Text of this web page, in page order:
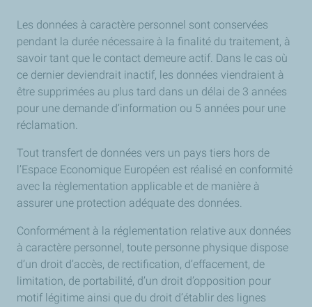
Les données à caractère personnel sont conservées
pendant la durée nécessaire à la finalité du traitement, à
savoir tant que le contact demeure actif. Dans le cas où
ce dernier deviendrait inactif, les données viendraient à
être supprimées au plus tard dans un délai de 3 années
pour une demande d’information ou 5 années pour une
réclamation.
Tout transfert de données vers un pays tiers hors de
l’Espace Economique Européen est réalisé en conformité
avec la règlementation applicable et de manière à
assurer une protection adéquate des données.
Conformément à la réglementation relative aux données
à caractère personnel, toute personne physique dispose
d’un droit d’accès, de rectification, d’effacement, de
limitation, de portabilité, d’un droit d’opposition pour
motif légitime ainsi que du droit d’établir des lignes